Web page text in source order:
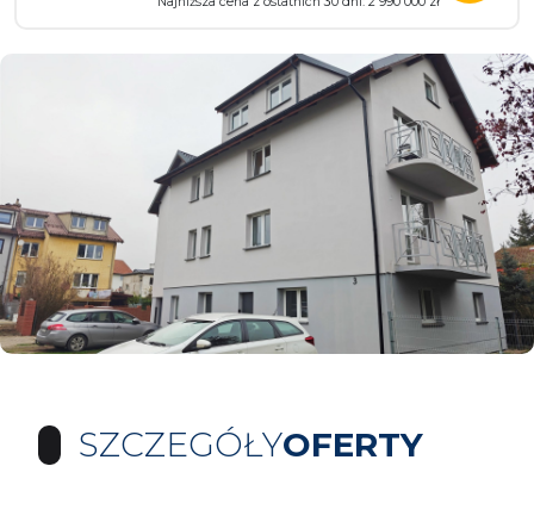
SZCZEGÓŁYOFERTY